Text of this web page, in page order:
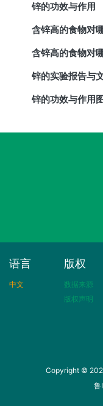
锌的功效与作用
含锌高的食物对
含锌高的食物对
锌的实验报告与
锌的功效与作用
语言
中文
版权
数据来源
版权声明
Copyright ©
鲁